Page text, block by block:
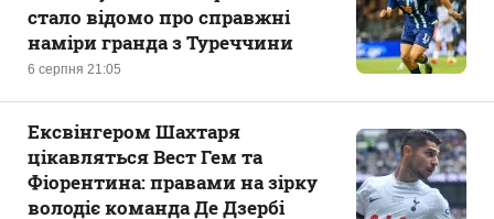
6 серпня 21:05
стало відомо про справжні
наміри гранда з Туреччини
Ексвінгером Шахтаря
цікавляться Вест Гем та
Фіорентина: правами на зірку
володіє команда Де Дзербі